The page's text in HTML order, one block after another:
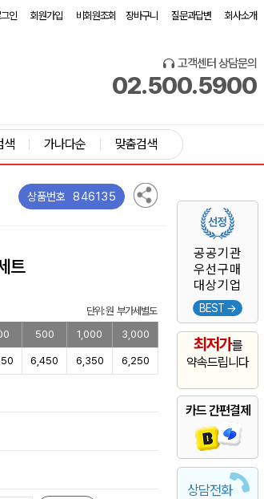
인 회원가입 비회원조회 장바구니 질문과답변 회사소개
고객센터 상담문의
02.500.5900
공공기관
우선구매
대상기업
BEST →
최저가를
약속드립니다
카드 간편결제
상담전화
색 가나다순 맞춤검색
상품번호 846135
트
단위: 원 부가세별도
500 1,000 3,000
6,450 6,350 6,250